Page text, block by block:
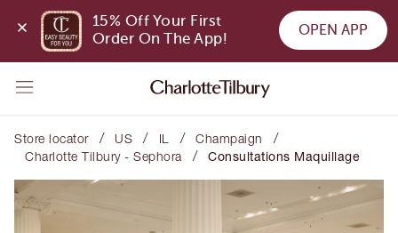
15% Off Your First
Order On The App!
OPEN APP
Store locator / US / IL / Champaign /
Charlotte Tilbury - Sephora / Consultations Maquillage